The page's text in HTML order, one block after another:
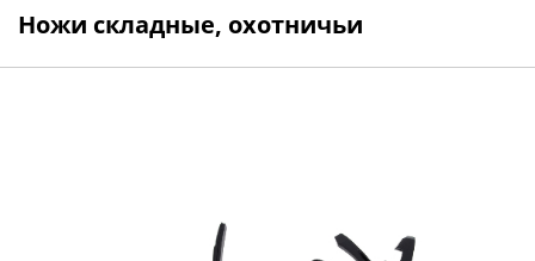
Ножи складные, охотничьи